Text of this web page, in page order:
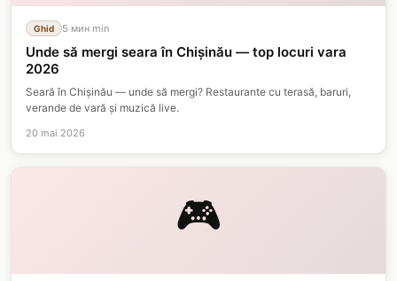
Ghid 5 мин min
Unde să mergi seara în Chișinău — top locuri vara
2026
Seară în Chișinău — unde să mergi? Restaurante cu terasă, baruri,
verande de vară și muzică live.
20 mai 2026
🎮